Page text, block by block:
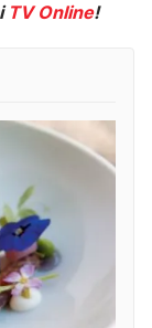
có sự chấp
phát hành lại
TV Online!